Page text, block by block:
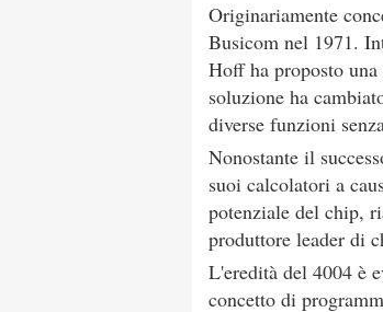
Originariamente
Busicom nel 1971.
Hoff ha proposto
soluzione ha
diverse funzioni
Nonostante il
suoi calcolatori a
potenziale del chip,
produttore leader di
L'eredità del 4004 è
concetto di